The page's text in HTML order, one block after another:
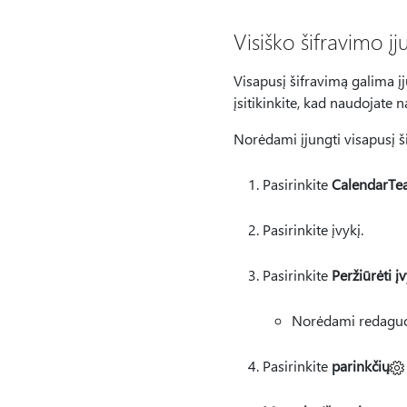
Visiško šifravimo
Visapusį šifravimą galima
įsitikinkite, kad naudojate
Norėdami įjungti visapusį
Pasirinkite
Pasirinkite įvykį.
Pasirinkite Peržiūrėti
Norėdami
Pasirinkite parinkčių